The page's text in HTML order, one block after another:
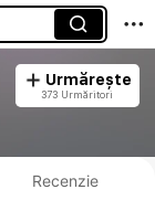
Urmărește
373 Urmăritori
vânzările și stocul.
Recenzie